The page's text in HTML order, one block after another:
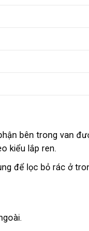
bên trong van
kiểu lắp ren.
để lọc bỏ rác ở